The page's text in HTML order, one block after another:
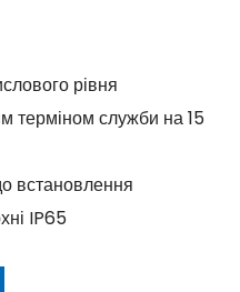
рівня
терміном служби на 15
встановлення
IP65